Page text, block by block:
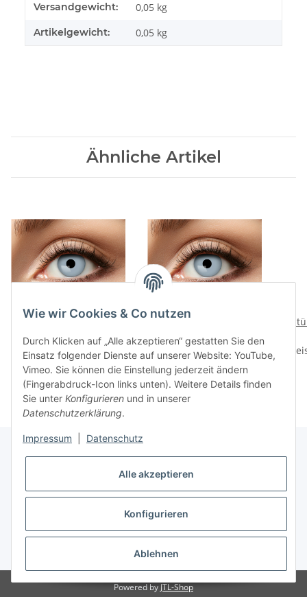
Versandgewicht: 0,05 kg
Artikelgewicht: 0,05 kg
Ähnliche Artikel
Wochenlinsen Vampire
Grey
Preise nach Anmeldung
sichtbar
12 Monatslinsen
Vampire Grey
Preise nach Anmeldung
sichtbar
Gesetzliche Informationen
* Alle Preise inkl. gesetzlicher USt.
Powered byJTL-Shop
Wie wir Cookies & Co nutzen
Durch Klicken auf „Alle akzeptieren“ gestatten Sie den
Einsatz folgender Dienste auf unserer Website: YouTube,
Vimeo. Sie können die Einstellung jederzeit ändern
(Fingerabdruck-Icon links unten). Weitere Details finden
Sie unter Konfigurieren und in unserer
Datenschutzerklärung.
Impressum Datenschutz
Alle akzeptieren
Konfigurieren
Ablehnen